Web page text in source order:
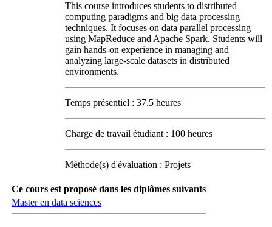
This course introduces students to distributed
computing paradigms and big data processing
techniques. It focuses on data parallel processing
using MapReduce and Apache Spark. Students will
gain hands-on experience in managing and
analyzing large-scale datasets in distributed
environments.
Temps présentiel : 37.5 heures
Charge de travail étudiant : 100 heures
Méthode(s) d'évaluation : Projets
Ce cours est proposé dans les diplômes suivants
Master en data sciences